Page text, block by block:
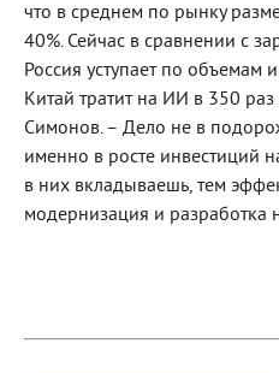
что в среднем по рынку
40%. Сейчас в сравнении с
Россия уступает по
Китай тратит на ИИ в 350
Симонов. – Дело не в
именно в росте инвестиций
в них вкладываешь, тем
модернизация и